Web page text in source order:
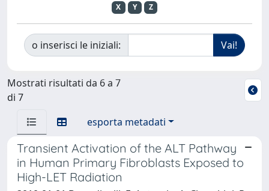
X
Y Z
o inserisci le iniziali:
Mostrati risultati da 6 a 7
di 7
esporta metadati
Transient Activation of the ALT Pathway
in Human Primary Fibroblasts Exposed to
High-LET Radiation